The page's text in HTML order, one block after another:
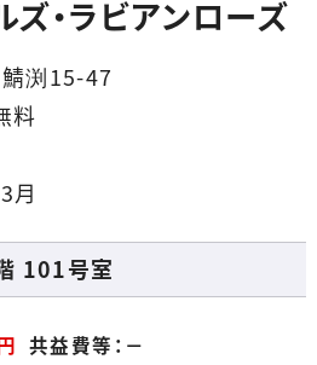
ズ・ラビアンローズ
渕15-47
料
月
101号室
共益費等：－